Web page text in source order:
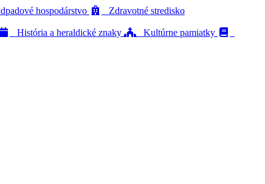
hospodárstvo
Zdravotné stredisko
História a heraldické znaky
Kultúrne pamiatky